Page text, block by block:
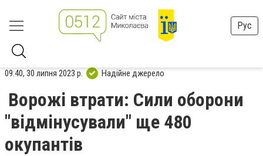
Рус
09:40, 30 липня 2023 р. Надійне джерело
Ворожі втрати: Сили оборони
"відмінусували" ще 480
окупантів